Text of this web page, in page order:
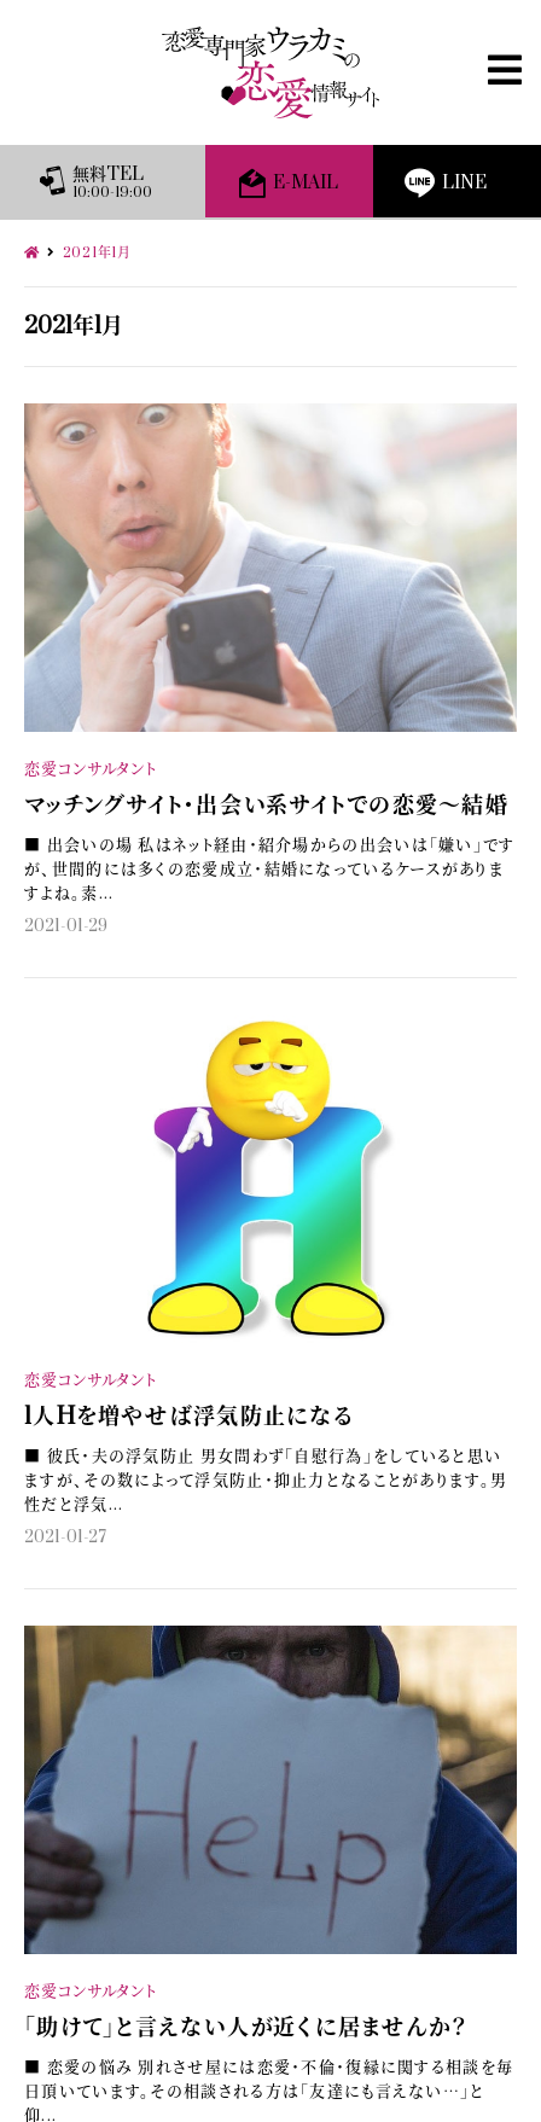
無料TEL
10:00-19:00 E-MAIL LINE
2021年1月
2021年1月
恋愛コンサルタント
マッチングサイト・出会い系サイトでの恋愛～結婚
■ 出会いの場 私はネット経由・紹介場からの出会いは「嫌い」です
が、世間的には多くの恋愛成立・結婚になっているケースがありま
すよね。素...
2021-01-29
恋愛コンサルタント
1人Hを増やせば浮気防止になる
■ 彼氏・夫の浮気防止 男女問わず「自慰行為」をしていると思い
ますが、その数によって浮気防止・抑止力となることがあります。男
性だと浮気...
2021-01-27
恋愛コンサルタント
「助けて」と言えない人が近くに居ませんか？
■ 恋愛の悩み 別れさせ屋には恋愛・不倫・復縁に関する相談を毎
日頂いています。その相談される方は「友達にも言えない…」と
仰...